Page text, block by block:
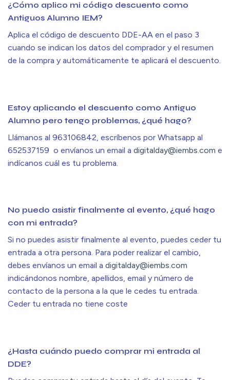
¿Cómo aplico mi código descuento como
Antiguos Alumno IEM?
Aplica el código de descuento DDE-AA en el paso 3
cuando se indican los datos del comprador y el resumen
de la compra y automáticamente te aplicará el descuento.
Estoy aplicando el descuento como Antiguo
Alumno pero tengo problemas, ¿qué hago?
Llámanos al 963106842, escríbenos por Whatsapp al
652537159 o envíanos un email a digitalday@iembs.com e
indícanos cuál es tu problema.
No puedo asistir finalmente al evento, ¿qué hago
con mi entrada?
Si no puedes asistir finalmente al evento, puedes ceder tu
entrada a otra persona. Para poder realizar el cambio,
debes envíanos un email a digitalday@iembs.com
indicándonos nombre, apellidos, email y número de
contacto de la persona a la que le cedes tu entrada.
Ceder tu entrada no tiene coste
¿Hasta cuándo puedo comprar mi entrada al
DDE?